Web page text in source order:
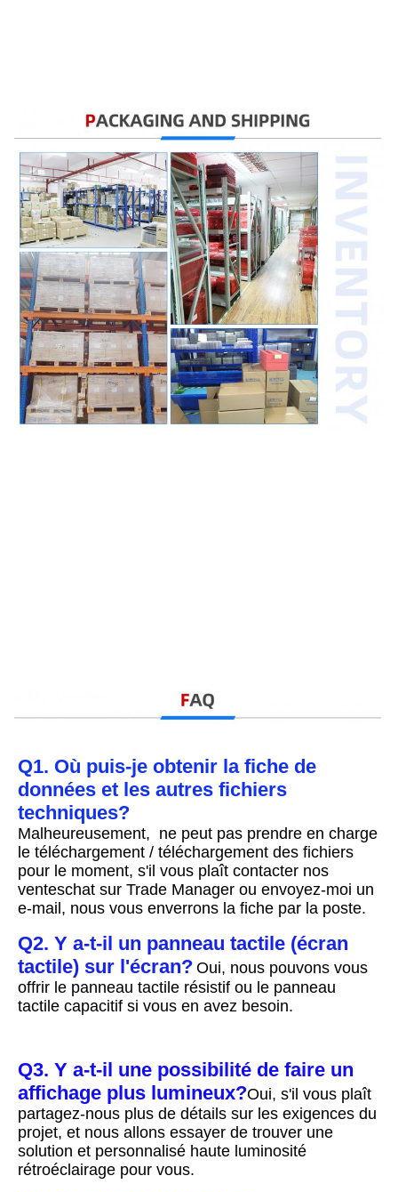
Q1. Où puis-je obtenir la fiche de
données et les autres fichiers
techniques?
Malheureusement,  ne peut pas prendre en charge
le téléchargement / téléchargement des fichiers
pour le moment, s'il vous plaît contacter nos
venteschat sur Trade Manager ou envoyez-moi un
e-mail, nous vous enverrons la fiche par la poste.
Q2. Y a-t-il un panneau tactile (écran
tactile) sur l'écran? Oui, nous pouvons vous
offrir le panneau tactile résistif ou le panneau
tactile capacitif si vous en avez besoin.
Q3. Y a-t-il une possibilité de faire un
affichage plus lumineux?Oui, s'il vous plaît
partagez-nous plus de détails sur les exigences du
projet, et nous allons essayer de trouver une
solution et personnalisé haute luminosité
rétroéclairage pour vous.